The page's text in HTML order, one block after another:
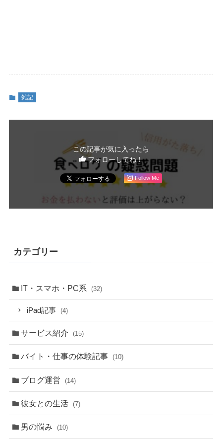
雑記
この記事が気に入ったら
フォローしてね！
Follow Me
カテゴリー
IT・スマホ・PC系 (32)
iPad記事 (4)
サービス紹介 (15)
バイト・仕事の体験記事 (10)
ブログ運営 (14)
彼女との生活 (7)
男の悩み (10)